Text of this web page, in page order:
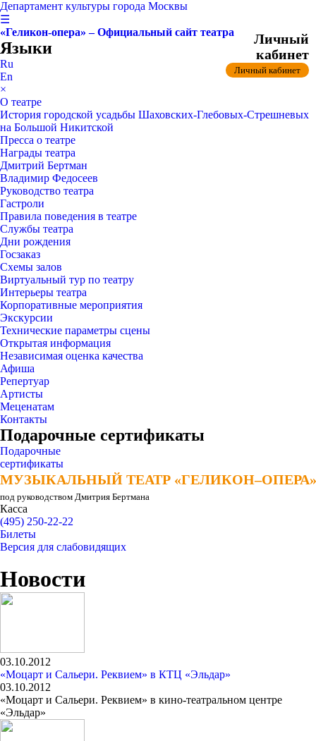
Департамент культуры города Москвы
☰
«Геликон-опера» – Официальный сайт театра
Языки
Ru
En
×
О театре
История городской усадьбы Шаховских-Глебовых-Стрешневых
на Большой Никитской
Пресса о театре
Награды театра
Дмитрий Бертман
Владимир Федосеев
Руководство театра
Гастроли
Правила поведения в театре
Службы театра
Дни рождения
Госзаказ
Схемы залов
Виртуальный тур по театру
Интерьеры театра
Корпоративные мероприятия
Экскурсии
Технические параметры сцены
Открытая информация
Независимая оценка качества
Афиша
Репертуар
Артисты
Меценатам
Контакты
Подарочные сертификаты
Подарочные
сертификаты
МУЗЫКАЛЬНЫЙ ТЕАТР «ГЕЛИКОН–ОПЕРА»
МУЗЫКАЛЬНЫЙ ТЕАТР «ГЕЛИКОН–ОПЕРА»
под руководством Дмитрия Бертмана
Касса
(495) 250-22-22
Личный
кабинет
Личный кабинет
Билеты
Версия для слабовидящих
Новости
03.10.2012
«Моцарт и Сальери. Реквием» в КТЦ «Эльдар»
03.10.2012
«Моцарт и Сальери. Реквием» в кино-театральном центре
«Эльдар»